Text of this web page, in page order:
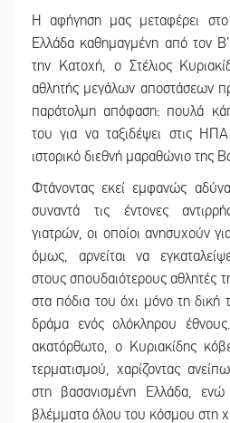
Η αφήγηση μας μεταφέρει
Ελλάδα καθημαγμένη από τον
την Κατοχή, ο Στέλιος
αθλητής μεγάλων αποστάσεων
παράτολμη απόφαση: πουλά
του για να ταξιδέψει στις
ιστορικό διεθνή μαραθώνιο της
Φτάνοντας εκεί εμφανώς
συναντά τις έντονες
γιατρών, οι οποίοι ανησυχούν
όμως, αρνείται να
στους σπουδαιότερους αθλητές
στα πόδια του όχι μόνο τη δική
δράμα ενός ολόκληρου
ακατόρθωτο, ο Κυριακίδης
τερματισμού, χαρίζοντας
στη βασανισμένη Ελλάδα,
βλέμματα όλου του κόσμου στη